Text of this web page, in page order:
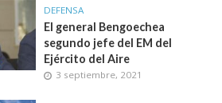
DEFENSA
El general Bengoechea
segundo jefe del EM del
Ejército del Aire
3 septiembre, 2021